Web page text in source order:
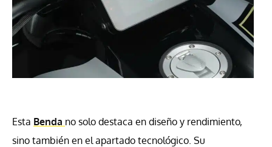
Esta Benda no solo destaca en diseño y rendimiento,
sino también en el apartado tecnológico. Su